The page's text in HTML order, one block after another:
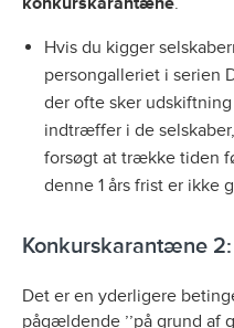
Hvis du kigger
persongalleriet i serien
der ofte sker
indtræffer i de
forsøgt at trække tiden
denne 1 års frist er ikke
Konkurskarantæne 2:
Det er en yderligere
pågældende ’’på grund af